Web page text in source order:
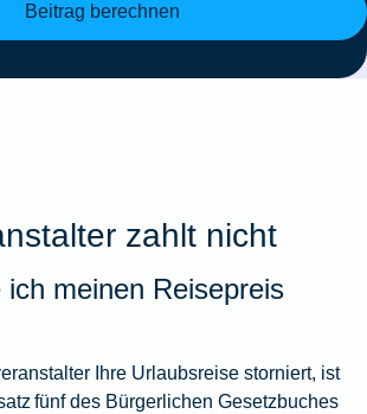
Beitrag berechnen
zahlt nicht
meinen Reisepreis
Ihre Urlaubsreise storniert, ist
fünf des Bürgerlichen Gesetzbuches